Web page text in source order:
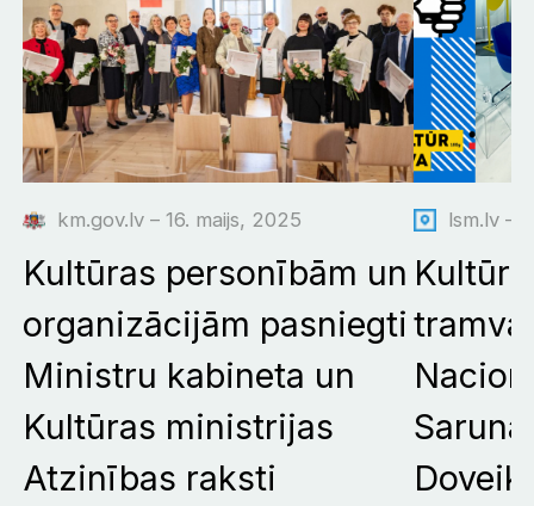
km.gov.lv – 16. maijs, 2025
Kultūras personībām un
organizācijām pasniegti
Ministru kabineta un
Kultūras ministrijas
Atzinības raksti
lsm.lv –